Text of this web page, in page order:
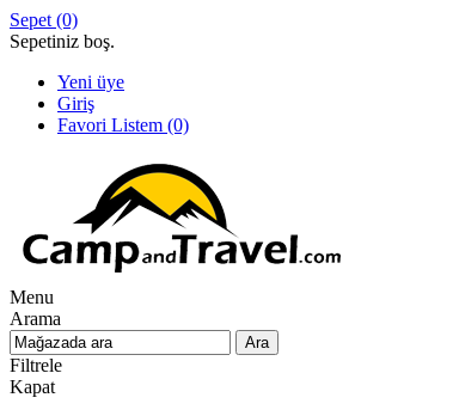
Sepet (0)
Sepetiniz boş.
Yeni üye
Giriş
Favori Listem (0)
Menu
Arama
Filtrele
Kapat